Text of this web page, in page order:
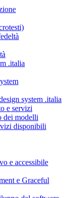
.italia
system .italia
e servizi
dei modelli
disponibili
e accessibile
e Graceful